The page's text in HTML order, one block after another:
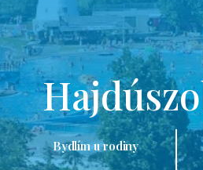
Bydlím u rodiny